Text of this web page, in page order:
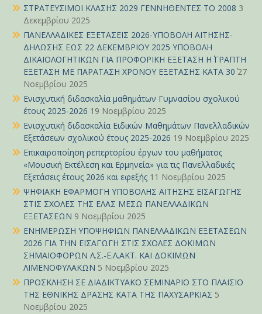
ΣΤΡΑΤΕΥΣΙΜΟΙ ΚΛΑΣΗΣ 2029 ΓΕΝΝΗΘΕΝΤΕΣ ΤΟ 2008 3
Δεκεμβρίου 2025
ΠΑΝΕΛΛΑΔΙΚΕΣ ΕΞΕΤΑΣΕΙΣ 2026-ΥΠΟΒΟΛΗ ΑΙΤΗΣΗΣ-
ΔΗΛΩΣΗΣ ΕΩΣ 22 ΔΕΚΕΜΒΡΙΟΥ 2025 ΥΠΟΒΟΛΗ
ΔΙΚΑΙΟΛΟΓΗΤΙΚΩΝ ΓΙΑ ΠΡΟΦΟΡΙΚΗ ΕΞΕΤΑΣΗ Η΄ ΓΡΑΠΤΗ
ΕΞΕΤΑΣΗ ΜΕ ΠΑΡΑΤΑΣΗ ΧΡΟΝΟΥ ΕΞΕΤΑΣΗΣ ΚΑΤΑ 30΄ 27
Νοεμβρίου 2025
Ενισχυτική διδασκαλία μαθημάτων Γυμνασίου σχολικού
έτους 2025-2026 19 Νοεμβρίου 2025
Ενισχυτική διδασκαλία Ειδικών Μαθημάτων Πανελλαδικών
Εξετάσεων σχολικού έτους 2025-2026 19 Νοεμβρίου 2025
Επικαιροποίηση ρεπερτορίου έργων του μαθήματος
«Μουσική Εκτέλεση και Ερμηνεία» για τις Πανελλαδικές
Εξετάσεις έτους 2026 και εφεξής 11 Νοεμβρίου 2025
ΨΗΦΙΑΚΗ ΕΦΑΡΜΟΓΗ ΥΠΟΒΟΛΗΣ ΑΙΤΗΣΗΣ ΕΙΣΑΓΩΓΗΣ
ΣΤΙΣ ΣΧΟΛΕΣ ΤΗΣ ΕΛΑΣ ΜΕΣΩ ΠΑΝΕΛΛΑΔΙΚΩΝ
ΕΞΕΤΑΣΕΩΝ 9 Νοεμβρίου 2025
ΕΝΗΜΕΡΩΣΗ ΥΠΟΨΗΦΙΩΝ ΠΑΝΕΛΛΑΔΙΚΩΝ ΕΞΕΤΑΣΕΩΝ
2026 ΓΙΑ ΤΗΝ ΕΙΣΑΓΩΓΗ ΣΤΙΣ ΣΧΟΛΕΣ ΔΟΚΙΜΩΝ
ΣΗΜΑΙΟΦΟΡΩΝ Λ.Σ.-Ε.Λ.ΑΚΤ. ΚΑΙ ΔΟΚΙΜΩΝ
ΛΙΜΕΝΟΦΥΛΑΚΩΝ 5 Νοεμβρίου 2025
ΠΡΟΣΚΛΗΣΗ ΣΕ ΔΙΑΔΙΚΤΥΑΚΟ ΣΕΜΙΝΑΡΙΟ ΣΤΟ ΠΛΑΙΣΙΟ
ΤΗΣ ΕΘΝΙΚΗΣ ΔΡΑΣΗΣ ΚΑΤΑ ΤΗΣ ΠΑΧΥΣΑΡΚΙΑΣ 5
Νοεμβρίου 2025